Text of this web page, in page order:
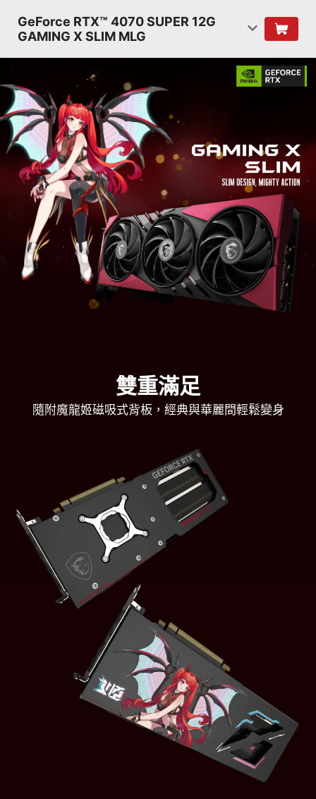
GeForce RTX™ 4070 SUPER 12G
GAMING X SLIM MLG
雙重滿足
隨附魔龍姬磁吸式背板，經典與華麗間輕鬆變身